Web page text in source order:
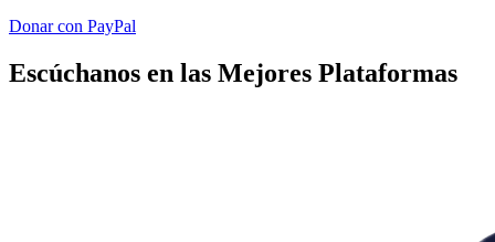
Donar con PayPal
Escúchanos en las Mejores Plataformas